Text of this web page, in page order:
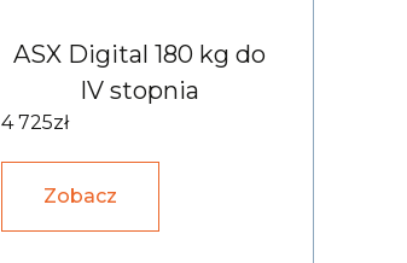
ASX Digital 180 kg do
IV stopnia
4 725zł
Zobacz